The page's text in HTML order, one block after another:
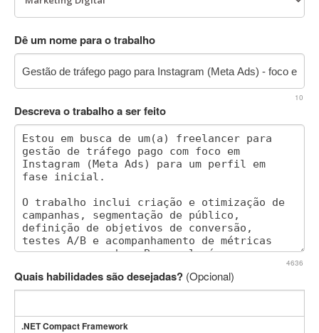
Dê um nome para o trabalho
10
Descreva o trabalho a ser feito
4636
Quais habilidades são desejadas? (Opcional)
.NET Compact Framework